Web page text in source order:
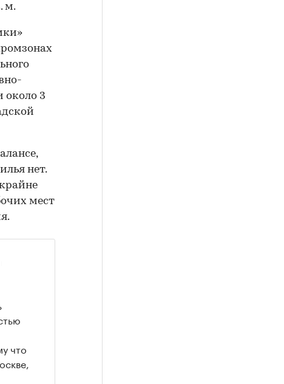
м.
около 3
нет.
мест
что